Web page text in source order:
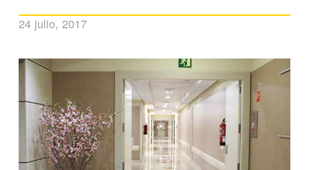
24 julio, 2017